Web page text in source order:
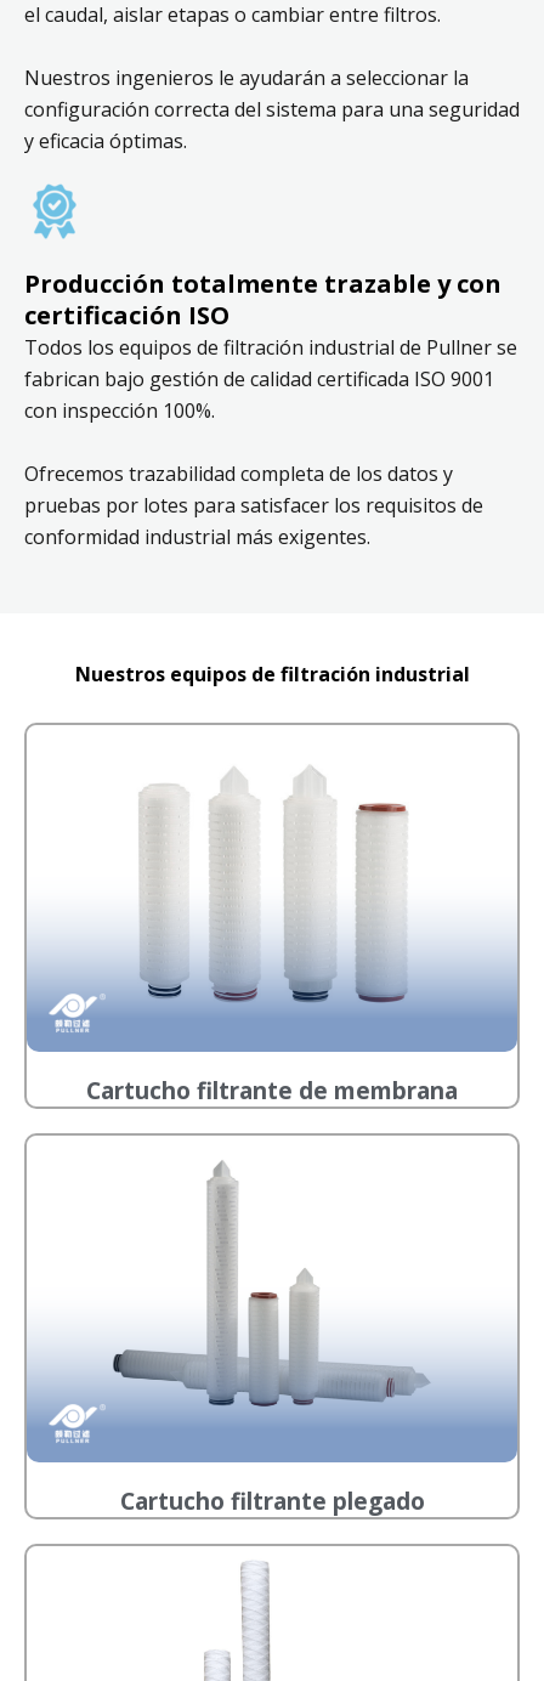
el caudal, aislar etapas o cambiar entre filtros.
Nuestros ingenieros le ayudarán a seleccionar la
configuración correcta del sistema para una seguridad
y eficacia óptimas.
Producción totalmente trazable y con
certificación ISO
Todos los equipos de filtración industrial de Pullner se
fabrican bajo gestión de calidad certificada ISO 9001
con inspección 100%.
Ofrecemos trazabilidad completa de los datos y
pruebas por lotes para satisfacer los requisitos de
conformidad industrial más exigentes.
Nuestros equipos de filtración industrial
Cartucho filtrante de membrana
Cartucho filtrante plegado